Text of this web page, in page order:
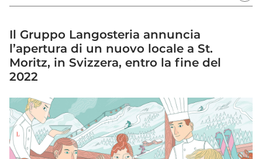
Il Gruppo Langosteria annuncia
l’apertura di un nuovo locale a St.
Moritz, in Svizzera, entro la fine del
2022